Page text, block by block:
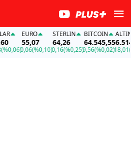
EURO
55,07
0,06(%0,10)
STERLIN
64,26
0,16(%0,25)
BITCOIN
64.545,55
9,56(%0,02)
ALTIN
18,01